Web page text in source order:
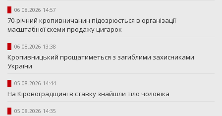
06.08.2026 14:57
70-річний кропивничанин підозрюється в організації
масштабної схеми продажу цигарок
06.08.2026 13:38
Кропивницький прощатиметься з загиблими захисниками
України
05.08.2026 14:44
На Кіровоградщині в ставку знайшли тіло чоловіка
05.08.2026 14:35